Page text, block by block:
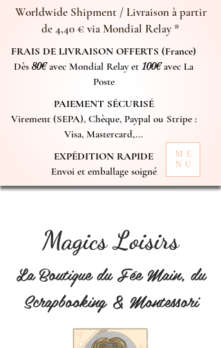
Worldwide Shipment / Livraison à partir
de 4,40 € via Mondial Relay *
FRAIS DE LIVRAISON OFFERTS (France)
Dès 80€avec Mondial Relay et 100€avec La
Poste
PAIEMENT SÉCURISÉ
Virement (SEPA), Chèque, Paypal ou Stripe :
Visa, Mastercard,...
EXPÉDITION RAPIDE
Envoi et emballage soigné
ME
NU
Magics Loisirs
La Boutique du Fée Main, du
Scrapbooking & Montessori